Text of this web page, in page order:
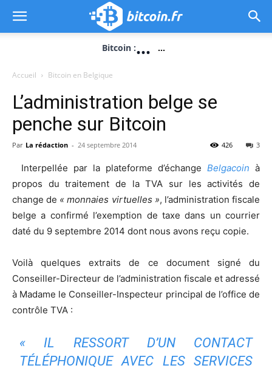
Bitcoin :... ...
Accueil Bitcoin en Belgique
L’administration belge se
penche sur Bitcoin
Par La rédaction - 24 septembre 2014 3
426
Interpellée par la plateforme d’échange Belgacoin à
propos du traitement de la TVA sur les activités de
change de « monnaies virtuelles », l’administration fiscale
belge a confirmé l’exemption de taxe dans un courrier
daté du 9 septembre 2014 dont nous avons reçu copie.
Voilà quelques extraits de ce document signé du
Conseiller-Directeur de l’administration fiscale et adressé
à Madame le Conseiller-Inspecteur principal de l’office de
contrôle TVA :
« IL RESSORT D’UN CONTACT
TÉLÉPHONIQUE AVEC LES SERVICES